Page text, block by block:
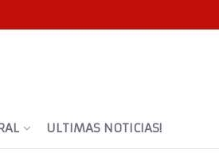
ULTIMAS NOTICIAS!